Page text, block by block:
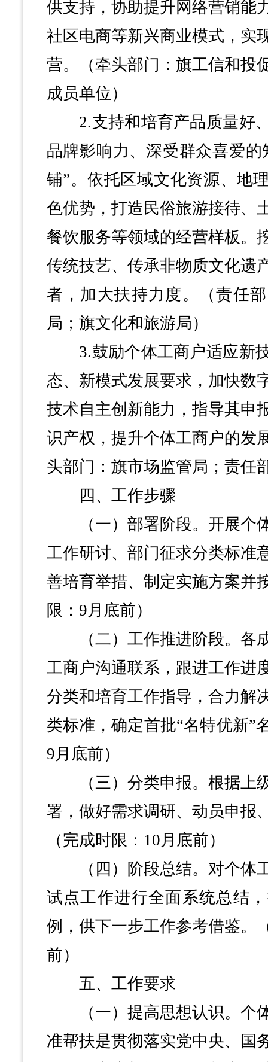
供支持，协助提升网络营销能
社区电商等新兴商业模式，实
营。（牵头部门：旗工信和投
成员单位）
2.支持和培育产品质量好
品牌影响力、深受群众喜爱的
铺”。依托区域文化资源、地
色优势，打造民俗旅游接待、
餐饮服务等领域的经营样板。
传统技艺、传承非物质文化遗
者，加大扶持力度。（责任
局；旗文化和旅游局）
3.鼓励个体工商户适应新
态、新模式发展要求，加快数
技术自主创新能力，指导其申
识产权，提升个体工商户的发
头部门：旗市场监管局；责任
四、工作步骤
（一）部署阶段。开展个
工作研讨、部门征求分类标准
善培育举措、制定实施方案并
限：9月底前）
（二）工作推进阶段。各
工商户沟通联系，跟进工作进
分类和培育工作指导，合力解
类标准，确定首批“名特优新”
9月底前）
（三）分类申报。根据上
署，做好需求调研、动员申报
（完成时限：10月底前）
（四）阶段总结。对个体
试点工作进行全面系统总结
例，供下一步工作参考借鉴。
前）
五、工作要求
（一）提高思想认识。个
准帮扶是贯彻落实党中央、国